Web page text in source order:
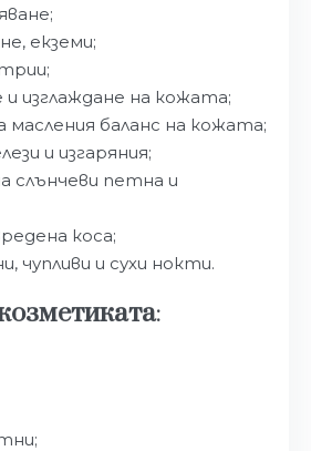
екземи;
изглаждане на кожата;
масления баланс на кожата;
и изгаряния;
слънчеви петна и
коса;
чупливи и сухи нокти.
: